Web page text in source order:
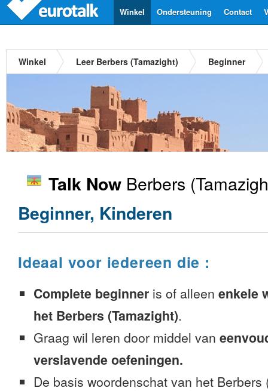
Contact
Ondersteuning
Winkel
Winkel Leer Berbers (Tamazight) Beginner
Talk Now Berbers
Beginner, Kinderen
Ideaal voor iedereen die :
Complete beginner is of alleen enkele
het Berbers (Tamazight).
Graag wil leren door middel van
verslavende oefeningen.
De basis woordenschat van het Berbers